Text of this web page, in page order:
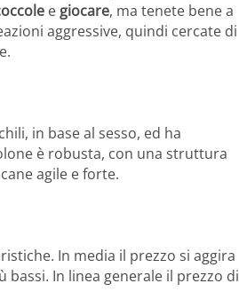
e giocare, ma tenete bene a
aggressive, quindi cercate di
in base al sesso, ed ha
è robusta, con una struttura
agile e forte.
In media il prezzo si aggira
bassi. In linea generale il prezzo di